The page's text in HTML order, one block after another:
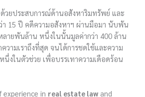
วยประสบการณ์ด้านอสังหาริมทรัพย์ และ
า 15 ปี คดีความอสังหาฯ ผ่านมือมา นับพัน
ลายพันล้าน หนึ่งในนั้นมูลค่ากว่า 400 ล้าน
วามเราถึงที่สุด จนได้การชดใช้และความ
นึ่งในตัวช่วย เพื่อบรรเทาความเดือดร้อน
in real estate law and